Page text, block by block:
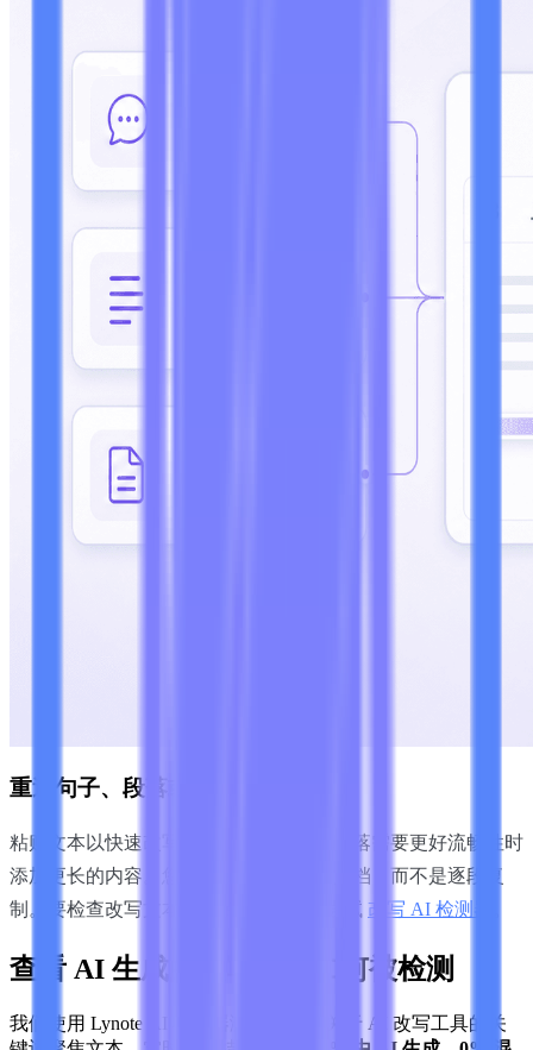
重述句子、段落或草稿
粘贴文本以快速改写句子，或者在整个段落需要更好流畅性时
添加更长的内容。您还可以上传支持的文档，而不是逐段复
制。要检查改写文本中的 AI 信号，请尝试 改写 AI 检测器
查看 AI 生成的改写文本如何被检测
我们使用 Lynote AI 检测器测试了一段关于 AI 改写工具的关